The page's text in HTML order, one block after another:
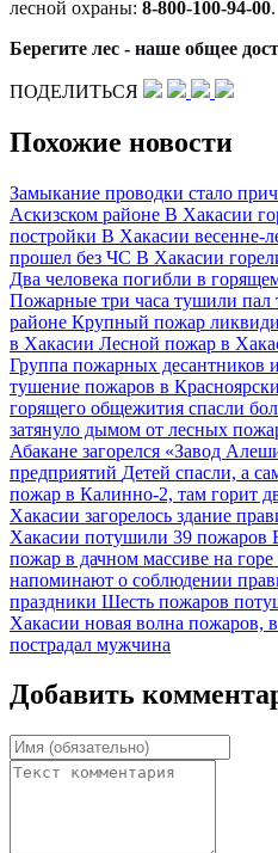
лесной охраны: 8-800-100-94-00.
Берегите лес - наше общее
ПОДЕЛИТЬСЯ
Похожие новости
Замыкание проводки стало
Аскизском районе В Хакасии
постройки В Хакасии весенне-
прошел без ЧС В Хакасии
Два человека погибли в
Пожарные три часа тушили пал
районе Крупный пожар
в Хакасии Лесной пожар в
Группа пожарных десантников
тушение пожаров в
горящего общежития спасли
затянуло дымом от лесных
Абакане загорелся «Завод
предприятий Детей спасли, а
пожар в Калинно-2, там горит
Хакасии загорелось здание
Хакасии потушили 39 пожаров
пожар в дачном массиве на
напоминают о соблюдении
праздники Шесть пожаров
Хакасии новая волна пожаров,
пострадал мужчина
Добавить